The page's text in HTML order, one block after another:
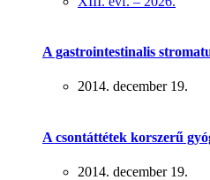
A gastrointestinalis
2014. december 19.
A csontáttétek korszerű
2014. december 19.